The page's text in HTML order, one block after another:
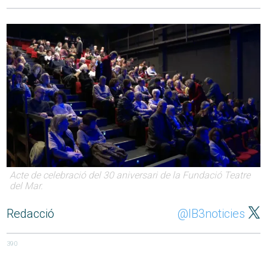
Acte de celebració del 30 aniversari de la Fundació Teatre
del Mar.
Redacció @IB3noticies
390